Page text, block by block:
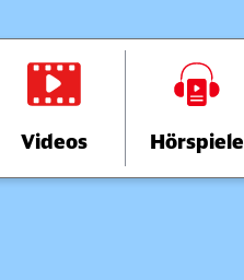
Videos Hörspiele